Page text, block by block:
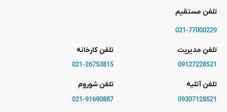
تلفن مستقیم
021-77000229
تلفن مدیریت
09127228521
تلفن کارخانه
021-26753815
تلفن آتلیه
09307128521
تلفن شوروم
021-91690887